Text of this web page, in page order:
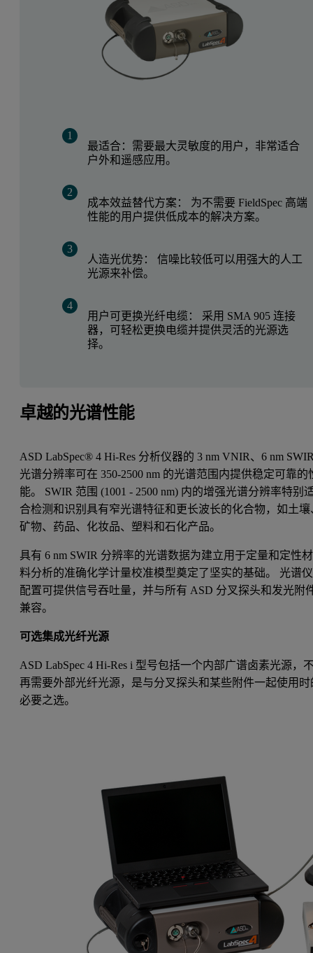
最适合：需要最大灵敏度的用户，非常适合
户外和遥感应用。
成本效益替代方案： 为不需要 FieldSpec 高端
性能的用户提供低成本的解决方案。
人造光优势： 信噪比较低可以用强大的人工
光源来补偿。
用户可更换光纤电缆： 采用 SMA 905 连接
器，可轻松更换电缆并提供灵活的光源选
择。
卓越的光谱性能
ASD LabSpec® 4 Hi-Res 分析仪器的 3 nm VNIR、6 nm
光谱分辨率可在 350-2500 nm 的光谱范围内提供稳定可靠的
能。 SWIR 范围 (1001 - 2500 nm) 内的增强光谱分辨率特别
合检测和识别具有窄光谱特征和更长波长的化合物，如土壤
矿物、药品、化妆品、塑料和石化产品。
具有 6 nm SWIR 分辨率的光谱数据为建立用于定量和定性材
料分析的准确化学计量校准模型奠定了坚实的基础。 光谱仪
配置可提供信号吞吐量，并与所有 ASD 分叉探头和发光附
兼容。
可选集成光纤光源
ASD LabSpec 4 Hi-Res i 型号包括一个内部广谱卤素光源，
再需要外部光纤光源，是与分叉探头和某些附件一起使用时
必要之选。